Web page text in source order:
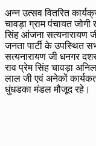
अन्न उत्सव वितरित
चावड़ा ग्राम पंचायत
सिंह आंजना सत्यनारायण
जनता पार्टी के उपस्थित
सत्यनारायण जी धनगर
राव प्रेम सिंह चावड़ा
लाल जी एवं अनेकों
धुंधडका मंडल मौजूद रहे।